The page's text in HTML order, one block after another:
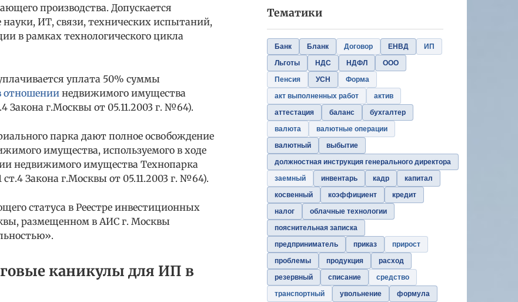
производства. Допускается
науки, ИТ, связи, технических испытаний,
в рамках технологического цикла
уплата 50% суммы
отношении недвижимого имущества
г.Москвы от 05.11.2003 г. №64).
парка дают полное освобождение
имущества, используемого в ходе
недвижимого имущества Технопарка
Закона г.Москвы от 05.11.2003 г. №64).
статуса в Реестре инвестиционных
размещенном в АИС г. Москвы
каникулы для ИП в
Тематики
Банк Бланк Договор ЕНВД
ИП
Льготы
НДС НДФЛ
ООО
Пенсия
УСН
Форма
акт выполненных работ
актив
аттестация
баланс
бухгалтер
валюта
валютные операции
валютный
выбытие
должностная инструкция генерального директора
заемный
инвентарь кадр
капитал
косвенный
коэффициент
кредит
налог
облачные технологии
пояснительная записка
предприниматель
приказ
прирост
проблемы
продукция
расход
резервный
списание
средство
транспортный
увольнение
формула